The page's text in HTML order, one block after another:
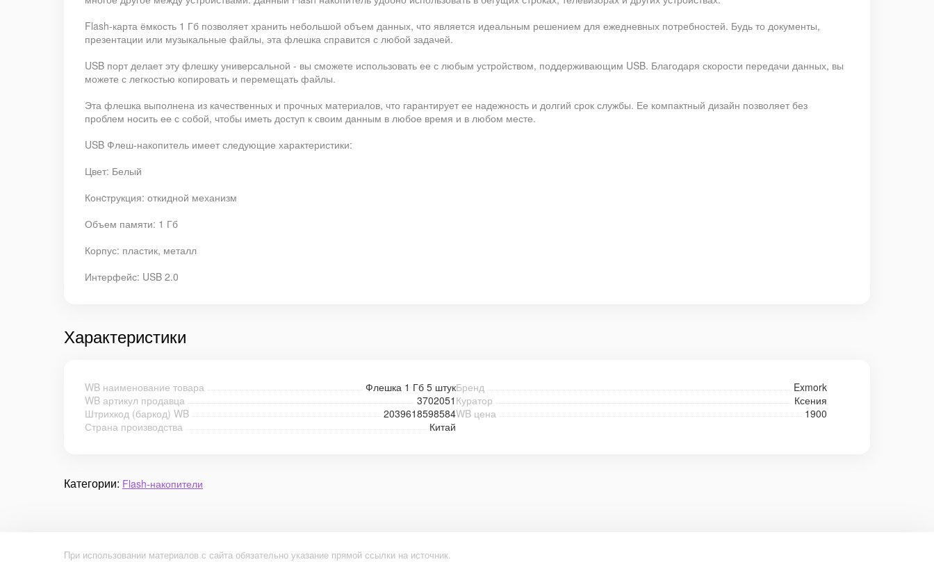
Flash-карта ёмкость 1 Гб позволяет хранить небольшой объем данных, что является идеальным решением для ежедневных потребностей. Будь то документы,
презентации или музыкальные файлы, эта флешка справится с любой задачей.
USB порт делает эту флешку универсальной - вы сможете использовать ее с любым устройством, поддерживающим USB. Благодаря скорости передачи данных, вы
можете с легкостью копировать и перемещать файлы.
Эта флешка выполнена из качественных и прочных материалов, что гарантирует ее надежность и долгий срок службы. Ее компактный дизайн позволяет без
проблем носить ее с собой, чтобы иметь доступ к своим данным в любое время и в любом месте.
USB Флеш-накопитель имеет следующие характеристики:
Цвет: Белый
Конcтрукция: откидной механизм
Объем памяти: 1 Гб
Корпус: пластик, металл
Интерфейс: USB 2.0
Характеристики
WB наименование товара Флешка 1 Гб 5 штукБренд
Exmork
WB артикул продавца
3702051 Куратор
Ксения
Штрихкод (баркод) WB
2039618598584WB цена
1900
Страна производства
Китай
Категории: Flash-накопители
При использовании материалов с сайта обязательно указание прямой ссылки на источник.